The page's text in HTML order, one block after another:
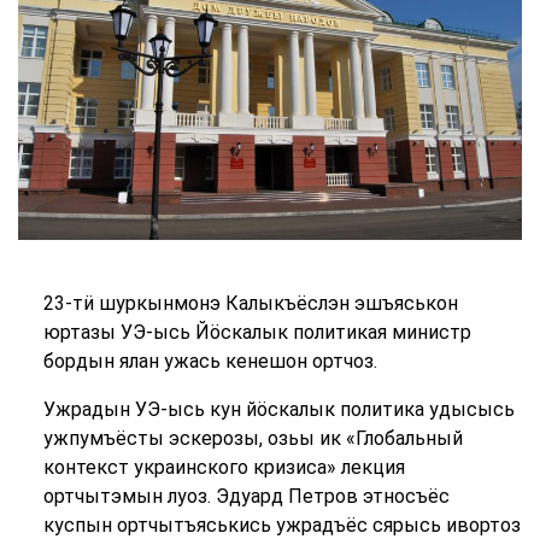
23-тӥ шуркынмонэ Калыкъёслэн эшъяськон
юртазы УЭ-ысь Йӧскалык политикая министр
бордын ялан ужась кенешон ортчоз.
Ужрадын УЭ-ысь кун йӧскалык политика удысысь
ужпумъёсты эскерозы, озьы ик «Глобальный
контекст украинского кризиса» лекция
ортчытэмын луоз. Эдуард Петров этносъёс
куспын ортчытъяськись ужрадъёс сярысь ивортоз